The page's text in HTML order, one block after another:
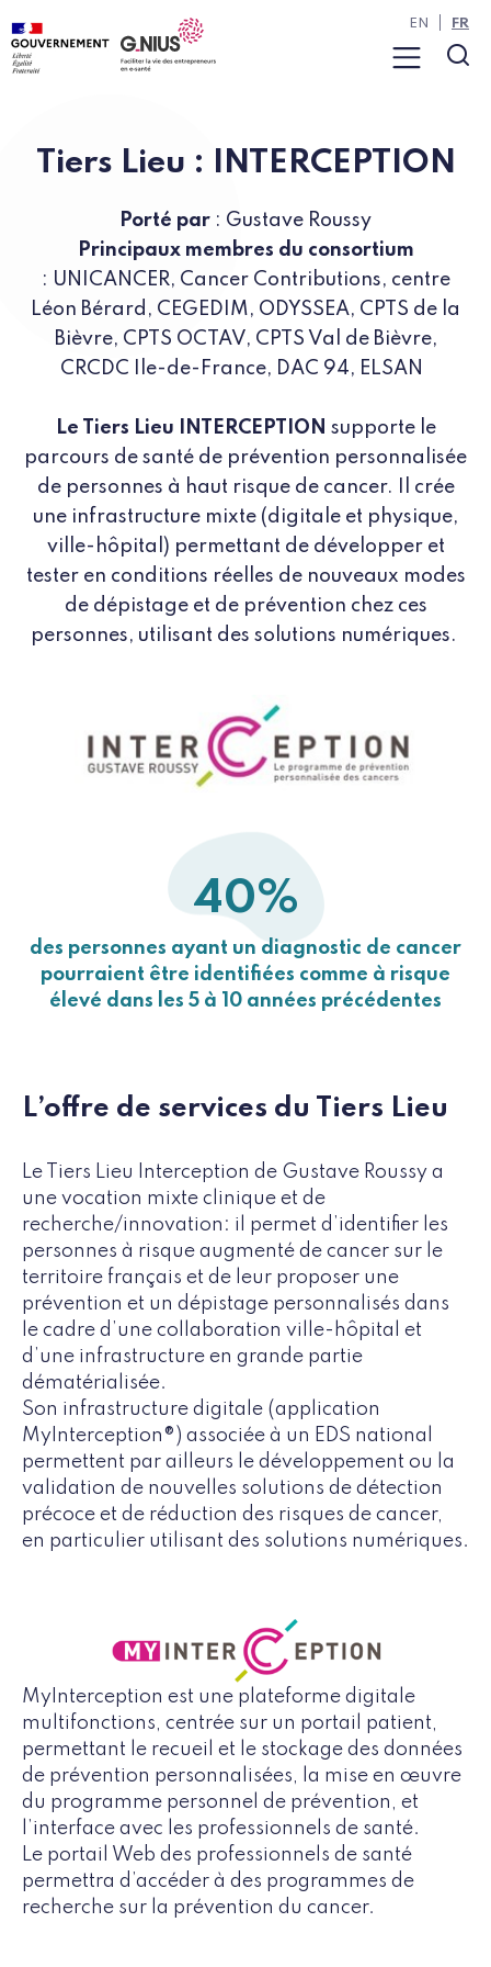
Panneau de gestion des cookies
Aller au contenu
Aller à la navigation
Menu
EN FR
Tiers Lieu : INTERCEPTION
Porté par : Gustave Roussy
Principaux membres du consortium
: UNICANCER, Cancer Contributions, centre
Léon Bérard, CEGEDIM, ODYSSEA, CPTS de la
Bièvre, CPTS OCTAV, CPTS Val de Bièvre,
CRCDC Ile-de-France, DAC 94, ELSAN
Le Tiers Lieu INTERCEPTION supporte le
parcours de santé de prévention personnalisée
de personnes à haut risque de cancer. Il crée
une infrastructure mixte (digitale et physique,
ville-hôpital) permettant de développer et
tester en conditions réelles de nouveaux modes
de dépistage et de prévention chez ces
personnes, utilisant des solutions numériques.
40%
des personnes ayant un diagnostic de cancer
pourraient être identifiées comme à risque
élevé dans les 5 à 10 années précédentes
L’offre de services du Tiers Lieu
Le Tiers Lieu Interception de Gustave Roussy a
une vocation mixte clinique et de
recherche/innovation: il permet d’identifier les
personnes à risque augmenté de cancer sur le
territoire français et de leur proposer une
prévention et un dépistage personnalisés dans
le cadre d’une collaboration ville-hôpital et
d’une infrastructure en grande partie
dématérialisée.
Son infrastructure digitale (application
MyInterception®) associée à un EDS national
permettent par ailleurs le développement ou la
validation de nouvelles solutions de détection
précoce et de réduction des risques de cancer,
en particulier utilisant des solutions numériques.
MyInterception est une plateforme digitale
multifonctions, centrée sur un portail patient,
permettant le recueil et le stockage des données
de prévention personnalisées, la mise en œuvre
du programme personnel de prévention, et
l’interface avec les professionnels de santé.
Le portail Web des professionnels de santé
permettra d’accéder à des programmes de
recherche sur la prévention du cancer.